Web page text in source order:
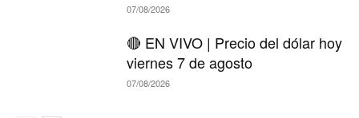
07/08/2026
🔴 EN VIVO | Precio del dólar hoy
viernes 7 de agosto
07/08/2026